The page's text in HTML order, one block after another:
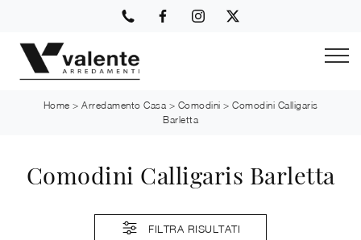
Home > Arredamento Casa > Comodini > Comodini Calligaris
Barletta
Comodini Calligaris Barletta
FILTRA RISULTATI